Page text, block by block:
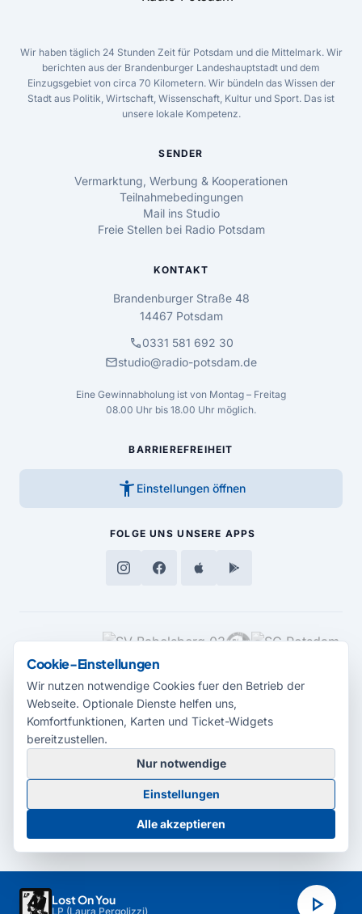
Lost On You
LP (Laura Pergolizzi) play_arrow
Wir haben täglich 24 Stunden Zeit für Potsdam und die Mittelmark. Wir
berichten aus der Brandenburger Landeshauptstadt und dem
Einzugsgebiet von circa 70 Kilometern. Wir bündeln das Wissen der
Stadt aus Politik, Wirtschaft, Wissenschaft, Kultur und Sport. Das ist
unsere lokale Kompetenz.
SENDER
Vermarktung, Werbung & Kooperationen
Teilnahmebedingungen
Mail ins Studio
Freie Stellen bei Radio Potsdam
KONTAKT
Brandenburger Straße 48
14467 Potsdam
call0331 581 692 30
mailstudio@radio-potsdam.de
Eine Gewinnabholung ist von Montag – Freitag
08.00 Uhr bis 18.00 Uhr möglich.
BARRIEREFREIHEIT
accessibility_new Einstellungen öffnen
FOLGE UNS UNSERE APPS
MEDIENPARTNER
© 2026 Radio Potsdam. Webseite entwickelt durch dieMedienagentur
Babelsberg
BarrierefreiheitserklärungAGBDatenschutzImpressum
Cookie-Einstellungen
Cookie-Einstellungen
Wir nutzen notwendige Cookies fuer den Betrieb der
Webseite. Optionale Dienste helfen uns,
Komfortfunktionen, Karten und Ticket-Widgets
bereitzustellen.
Nur notwendige
Einstellungen
Alle akzeptieren